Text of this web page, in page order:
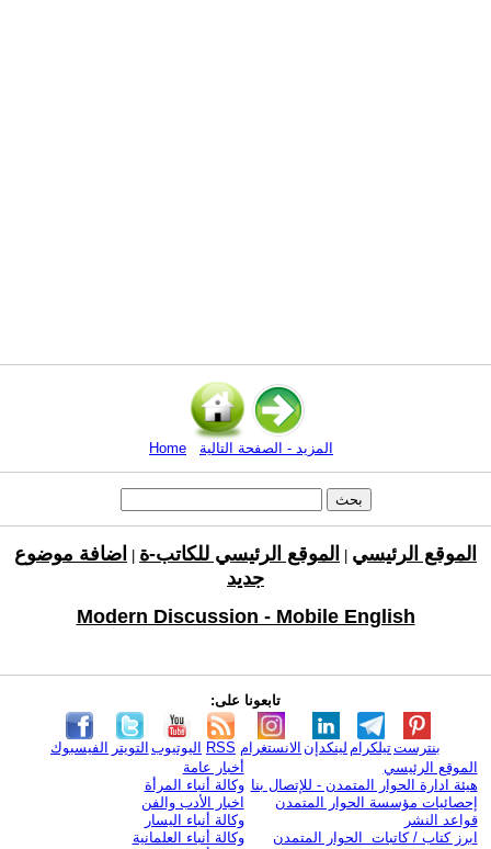
Home المزيد - الصفحة التالية
الموقع الرئيسي الموقع الرئيسي للكاتب-ة
اضافة موضوع
جديد
Modern Discussion - Mobile English
تابعونا على:
الفيسبوك التويتر اليوتيوب RSS الانستغرام لينكدإن تيلكرامبنترست
الموقع الرئيسي
هيئة ادارة الحوار المتمدن - للإتصال بنا
إحصائيات مؤسسة الحوار المتمدن
قواعد النشر
ابرز كتاب / كاتبات الحوار المتمدن
أخبار عامة
وكالة أنباء المرأة
اخبار الأدب والفن
وكالة أنباء اليسار
وكالة أنباء العلمانية